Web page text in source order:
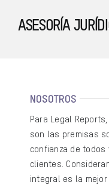
ASESORÍA
NOSOTROS
Para Legal
son las premisas
confianza de
clientes.
integral es la